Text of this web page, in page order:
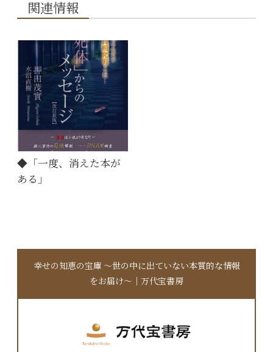
関連情報
◆「一度、消えた本が
ある」
幸せの知恵の宝庫 〜世の中に出ていない本質的な情報
をお届け〜｜万代宝書房